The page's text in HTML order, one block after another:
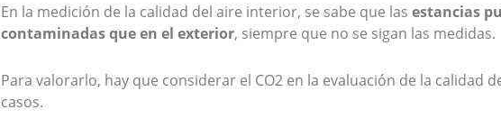
En la medición de la calidad del aire interior, se sabe que las estancias
contaminadas que en el exterior, siempre que no se sigan las medidas.
Para valorarlo, hay que considerar el CO2 en la evaluación de la
casos.